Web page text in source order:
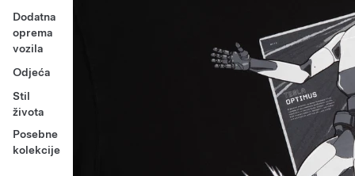
Dodatna
oprema
vozila
Odjeća
Stil
života
Posebne
kolekcije